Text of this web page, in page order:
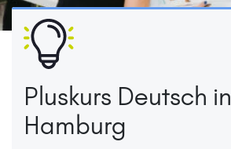
Pluskurs Deutsch in
Hamburg